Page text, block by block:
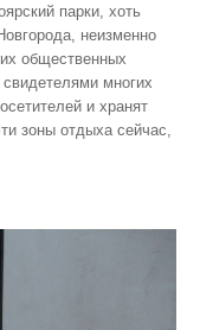
парки, хоть
неизменно
общественных
многих
и хранят
зоны отдыха сейчас,